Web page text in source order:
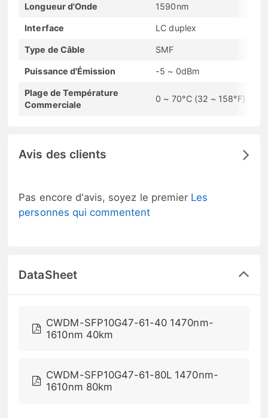
Longueur d'Onde 1590nm
Interface LC duplex
Type de Câble SMF
Puissance d'Émission -5 ~ 0dBm
Plage de Température
Commerciale
0 ~ 70°C (32 ~ 158°F)
Avis des clients
Pas encore d'avis, soyez le premier Les
personnes qui commentent
DataSheet
CWDM-SFP10G47-61-40 1470nm-
1610nm 40km
CWDM-SFP10G47-61-80L 1470nm-
1610nm 80km